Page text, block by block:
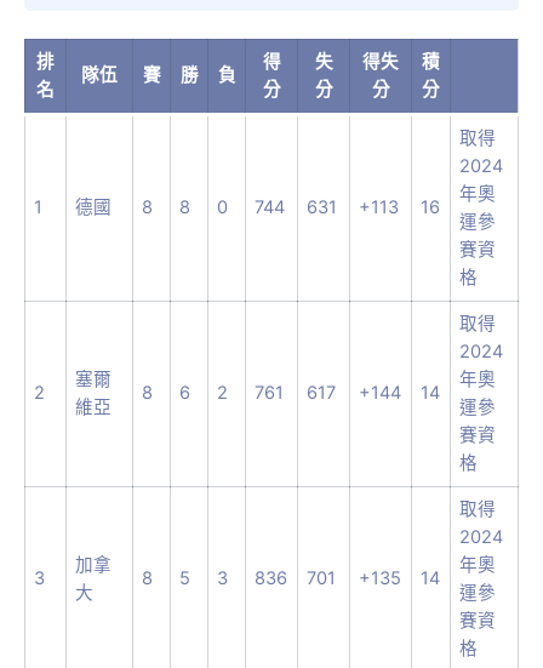
排
名
隊伍 賽 勝 負
得
分
失
分
得失
分
積
分
1 德國 8 8 0 744 631 +113 16
取得
2024
年奧
運參
賽資
格
2
塞爾
維亞
8 6 2 761 617 +144 14
取得
2024
年奧
運參
賽資
格
3
加拿
大
8 5 3 836 701 +135 14
取得
2024
年奧
運參
賽資
格